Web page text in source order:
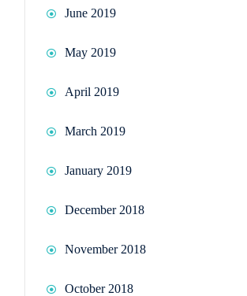
June 2019
May 2019
April 2019
March 2019
January 2019
December 2018
November 2018
October 2018